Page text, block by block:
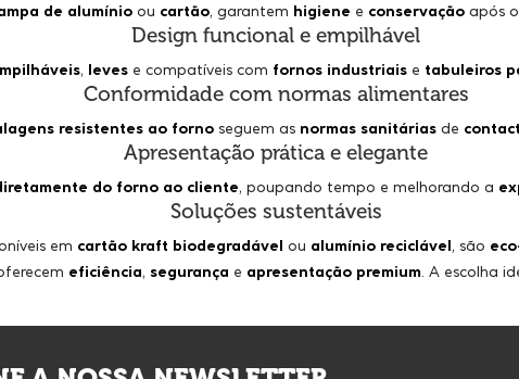
de alumínioou cartão, garantem higiene e conservaçãoapós o
Design funcional e empilhável
, levese compatíveis com fornos industriaise tabuleiros
Conformidade com normas alimentares
resistentes ao forno seguem as normas sanitárias de
Apresentação prática e elegante
do forno ao cliente, poupando tempo e melhorando a
Soluções sustentáveis
em cartão kraft biodegradável ou alumínio reciclável, são
eficiência, segurança e apresentação premium. A escolha